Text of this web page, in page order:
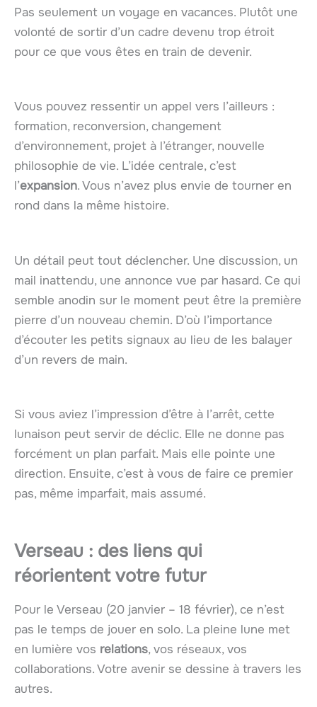
Pas seulement un voyage en vacances. Plutôt une
volonté de sortir d’un cadre devenu trop étroit
pour ce que vous êtes en train de devenir.
Vous pouvez ressentir un appel vers l’ailleurs :
formation, reconversion, changement
d’environnement, projet à l’étranger, nouvelle
philosophie de vie. L’idée centrale, c’est
l’expansion. Vous n’avez plus envie de tourner en
rond dans la même histoire.
Un détail peut tout déclencher. Une discussion, un
mail inattendu, une annonce vue par hasard. Ce qui
semble anodin sur le moment peut être la première
pierre d’un nouveau chemin. D’où l’importance
d’écouter les petits signaux au lieu de les balayer
d’un revers de main.
Si vous aviez l’impression d’être à l’arrêt, cette
lunaison peut servir de déclic. Elle ne donne pas
forcément un plan parfait. Mais elle pointe une
direction. Ensuite, c’est à vous de faire ce premier
pas, même imparfait, mais assumé.
Verseau : des liens qui
réorientent votre futur
Pour le Verseau (20 janvier – 18 février), ce n’est
pas le temps de jouer en solo. La pleine lune met
en lumière vos relations, vos réseaux, vos
collaborations. Votre avenir se dessine à travers les
autres.